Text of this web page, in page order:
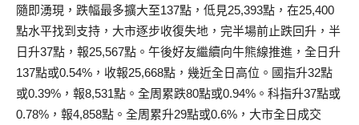
隨即湧現，跌幅最多擴大至137點，低見25,393點，在25,400
點水平找到支持，大市逐步收復失地，完半場前止跌回升，半
日升37點，報25,567點。午後好友繼續向牛熊線推進，全日升
137點或0.54%，收報25,668點，幾近全日高位。國指升32點
或0.39%，報8,531點。全周累跌80點或0.94%。科指升37點或
0.78%，報4,858點。全周累升29點或0.6%，大市全日成交